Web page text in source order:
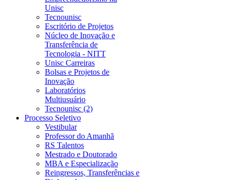
Unisc
Tecnounisc
Escritório de Projetos
Núcleo de Inovação e
Transferência de
Tecnologia - NITT
Unisc Carreiras
Bolsas e Projetos de
Inovação
Laboratórios
Multiusuário
Tecnounisc (2)
Processo Seletivo
Vestibular
Professor do Amanhã
RS Talentos
Mestrado e Doutorado
MBA e Especialização
Reingressos, Transferências e